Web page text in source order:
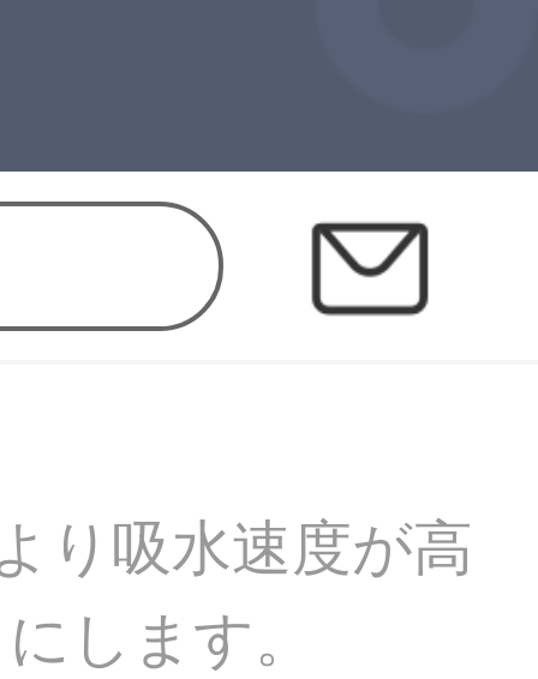
り吸水速度が高
します。